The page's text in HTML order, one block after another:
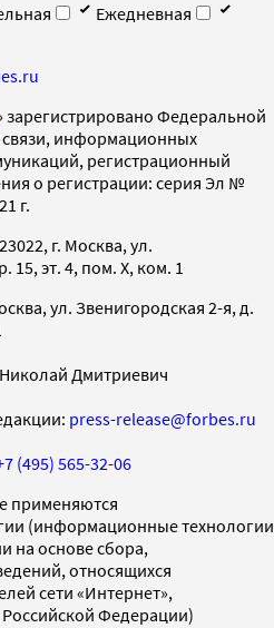
Ежедневная
зарегистрировано Федеральной
информационных
регистрационный
о регистрации: серия Эл №
г.
г. Москва, ул.
15, эт. 4, пом. X, ком. 1
ул. Звенигородская 2-я, д.
Дмитриевич
press-release@forbes.ru
(495) 565-32-06
применяются
(информационные технологии
на основе сбора,
относящихся
сети «Интернет»,
Федерации)